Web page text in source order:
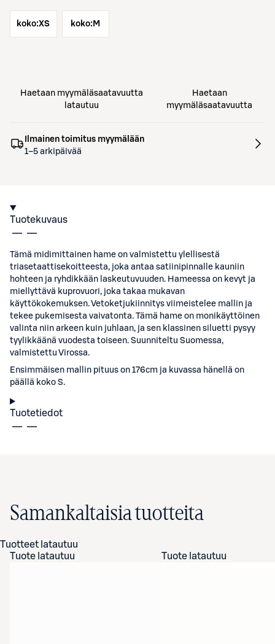
koko:XS koko: M
Haetaan myymäläsaatavuutta
latautuu
Haetaan
myymäläsaatavuutta
Ilmainen toimitus myymälään
1–5 arkipäivää
Tuotekuvaus
Tämä midimittainen hame on valmistettu ylellisestä
triasetaattisekoitteesta, joka antaa satiinipinnalle kauniin
hohteen ja ryhdikkään laskeutuvuuden. Hameessa on kevyt ja
miellyttävä kuprovuori, joka takaa mukavan
käyttökokemuksen. Vetoketjukiinnitys viimeistelee mallin ja
tekee pukemisesta vaivatonta. Tämä hame on monikäyttöinen
valinta niin arkeen kuin juhlaan, ja sen klassinen siluetti pysyy
tyylikkäänä vuodesta toiseen. Suunniteltu Suomessa,
valmistettu Virossa.
Ensimmäisen mallin pituus on 176cm ja kuvassa hänellä on
päällä koko S.
Tuotetiedot
Samankaltaisia tuotteita
Tuotteet latautuu
Tuote latautuu
Tuote latautuu